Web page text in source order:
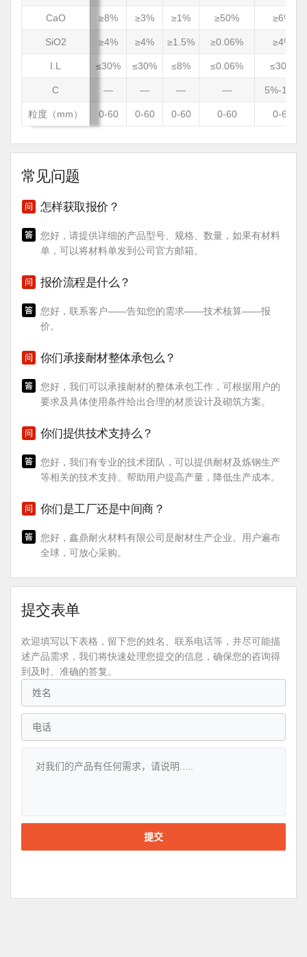
CaO
SiO2
I.L
C
粒度（mm）
≥8% ≥3% ≥1% ≥50% ≥6%
≥4% ≥4% ≥1.5% ≥0.06% ≥4%
≤30% ≤30% ≤8% ≤0.06% ≤30%
— — — — 5%-10%
0-60 0-60 0-60 0-60 0-60
常见问题
怎样获取报价？
您好，请提供详细的产品型号、规格、数量，如果有材料
单，可以将材料单发到公司官方邮箱。
报价流程是什么？
您好，联系客户——告知您的需求——技术核算——报
价。
你们承接耐材整体承包么？
您好，我们可以承接耐材的整体承包工作，可根据用户的
要求及具体使用条件给出合理的材质设计及砌筑方案。
你们提供技术支持么？
您好，我们有专业的技术团队，可以提供耐材及炼钢生产
等相关的技术支持。帮助用户提高产量，降低生产成本。
你们是工厂还是中间商？
您好，鑫鼎耐火材料有限公司是耐材生产企业。用户遍布
全球，可放心采购。
提交表单
欢迎填写以下表格，留下您的姓名、联系电话等，并尽可能描
述产品需求，我们将快速处理您提交的信息，确保您的咨询得
到及时、准确的答复。